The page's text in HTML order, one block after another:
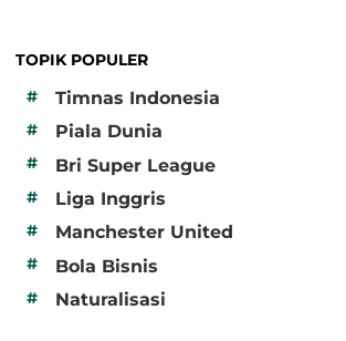
TOPIK POPULER
#
Timnas Indonesia
# Piala Dunia
# Bri Super League
# Liga Inggris
# Manchester United
# Bola Bisnis
# Naturalisasi